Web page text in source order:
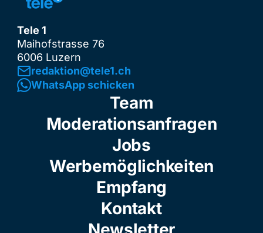
Tele 1
Maihofstrasse 76
6006 Luzern
redaktion@tele1.ch
WhatsApp schicken
Team
Moderationsanfragen
Jobs
Werbemöglichkeiten
Empfang
Kontakt